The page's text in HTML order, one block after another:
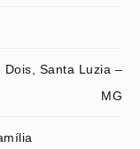
Santa Luzia –
MG